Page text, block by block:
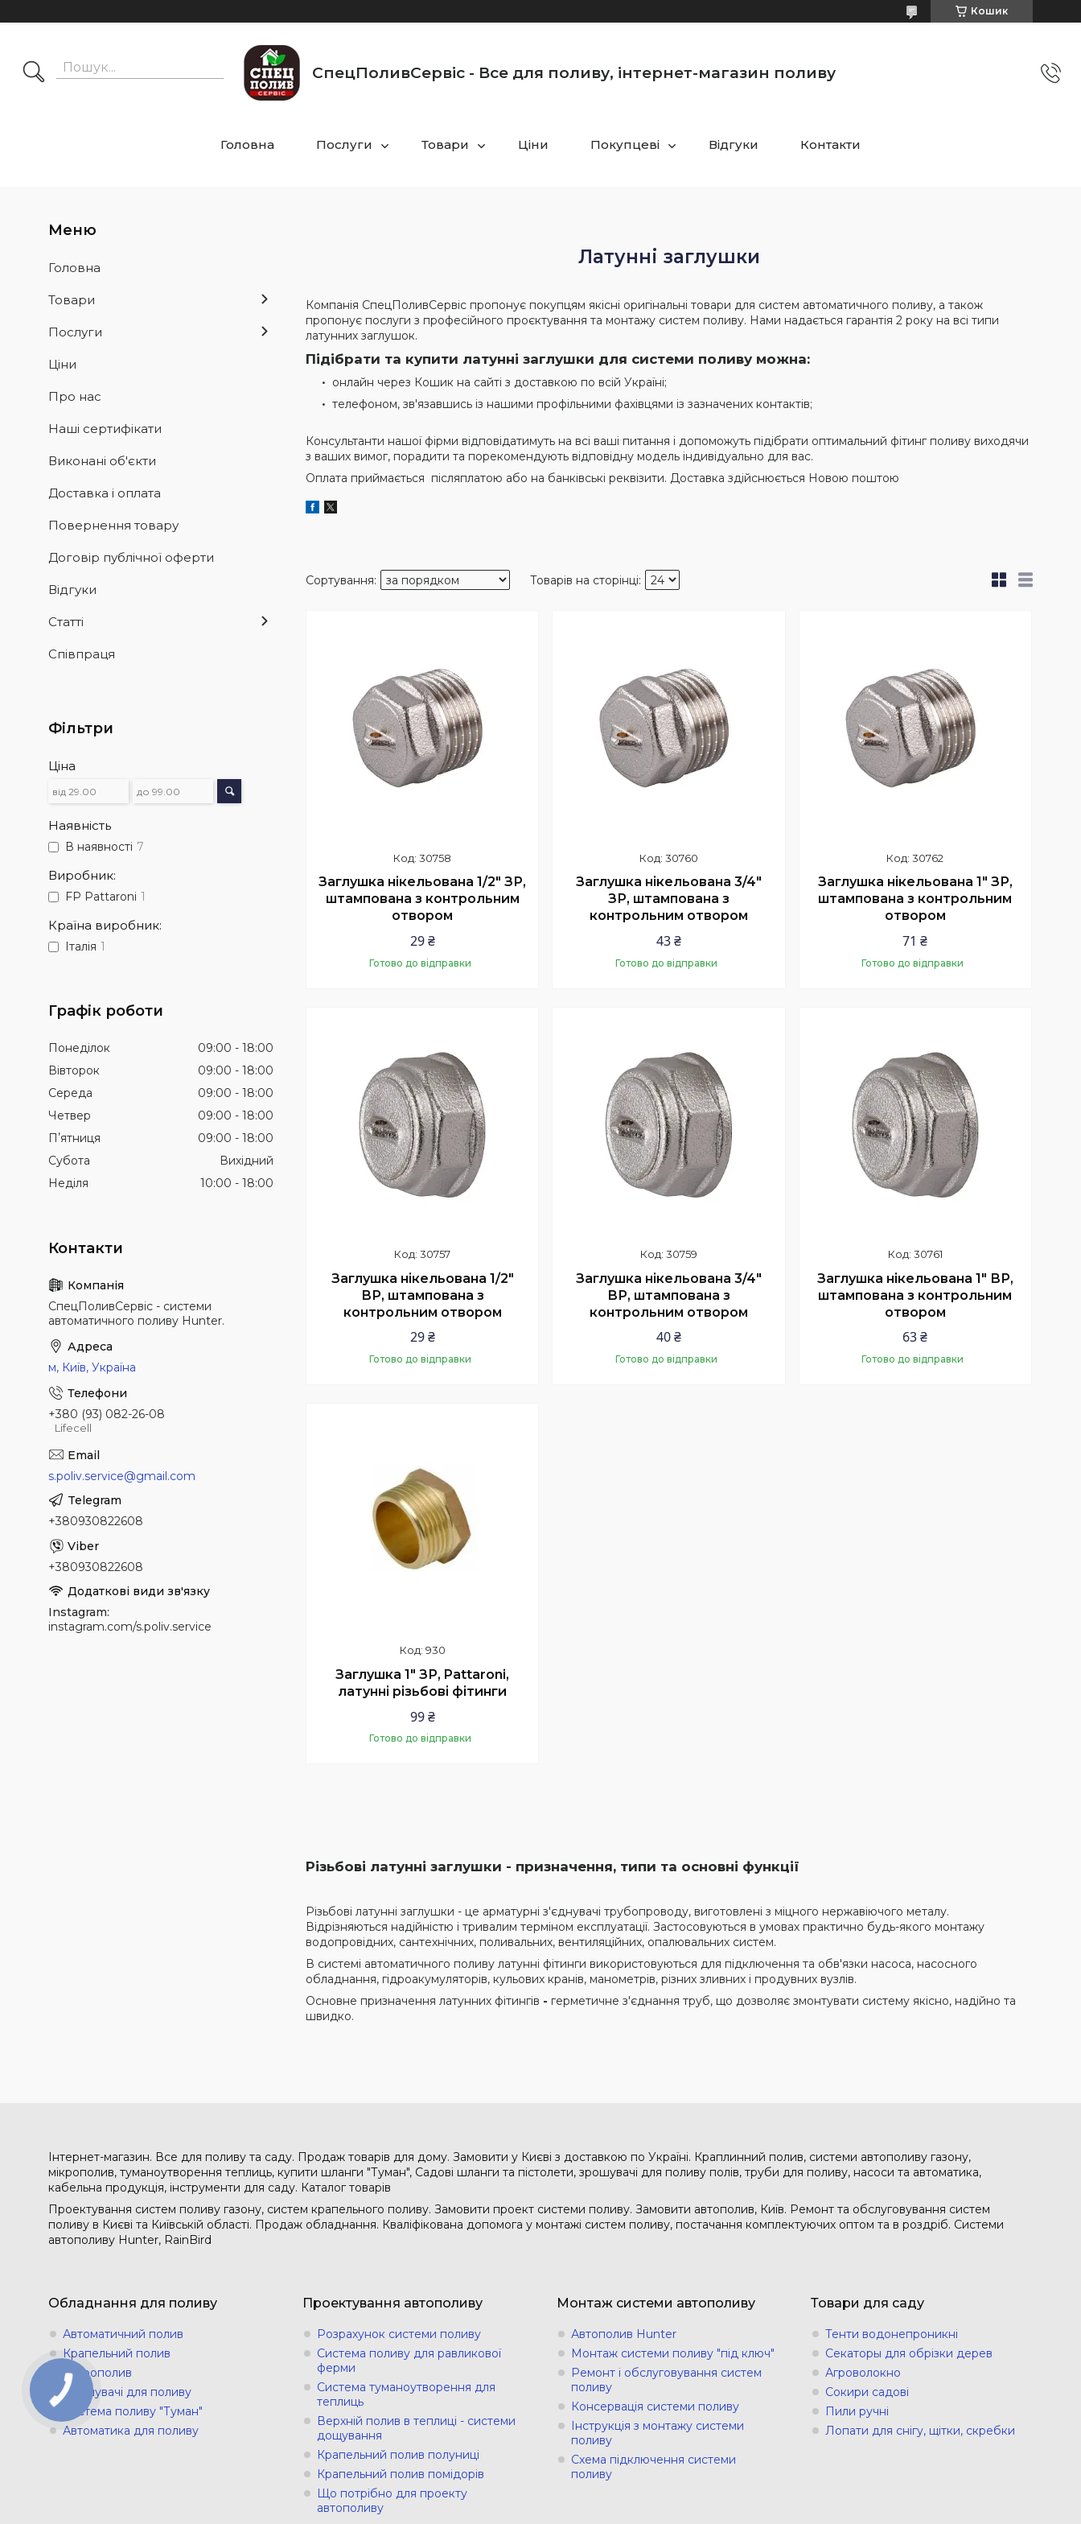
Кошик
СпецПоливСервіс - Все для поливу, інтернет-магазин поливу
Головна Послуги Товари Ціни Покупцеві Відгуки Контакти
Латунні заглушки
Компанія СпецПоливСервіс пропонує покупцям якісні оригінальні товари для систем автоматичного поливу, а також
пропонує послуги з професійного проєктування та монтажу систем поливу. Нами надається гарантія 2 року на всі типи
латунних заглушок.
Підібрати та купити латунні заглушки для системи поливу можна:
онлайн через Кошик на сайті з доставкою по всій Україні;
телефоном, зв'язавшись із нашими профільними фахівцями із зазначених контактів;
Консультанти нашої фірми відповідатимуть на всі ваші питання і допоможуть підібрати оптимальний фітинг поливу виходячи
з ваших вимог, порадити та порекомендують відповідну модель індивідуально для вас.
Оплата приймається післяплатою або на банківські реквізити. Доставка здійснюється Новою поштою
30758
Заглушка нікельована 1/2″ ЗР,
штампована з контрольним
отвором
29 ₴
Готово до відправки
30760
Заглушка нікельована 3/4″
ЗР, штампована з
контрольним отвором
43 ₴
Готово до відправки
30762
Заглушка нікельована 1″ ЗР,
штампована з контрольним
отвором
71 ₴
Готово до відправки
30757
Заглушка нікельована 1/2″
ВР, штампована з
контрольним отвором
29 ₴
Готово до відправки
30759
Заглушка нікельована 3/4″
ВР, штампована з
контрольним отвором
40 ₴
Готово до відправки
30761
Заглушка нікельована 1″ ВР,
штампована з контрольним
отвором
63 ₴
Готово до відправки
930
Заглушка 1" ЗР, Pattaroni,
латунні різьбові фітинги
99 ₴
Готово до відправки
Різьбові латунні заглушки - призначення, типи та основні функції
Різьбові латунні заглушки - це арматурні з'єднувачі трубопроводу, виготовлені з міцного нержавіючого металу.
Відрізняються надійністю і тривалим терміном експлуатації. Застосовуються в умовах практично будь-якого монтажу
водопровідних, сантехнічних, поливальних, вентиляційних, опалювальних систем.
В системі автоматичного поливу латунні фітинги використовуються для підключення та обв'язки насоса, насосного
обладнання, гідроакумуляторів, кульових кранів, манометрів, різних зливних і продувних вузлів.
Основне призначення латунних фітингів - герметичне з'єднання труб, що дозволяє змонтувати систему якісно, надійно та
швидко.
Головна
Товари
Послуги
Ціни
Про нас
Наші сертифікати
Виконані об'єкти
Доставка і оплата
Повернення товару
Договір публічної оферти
Відгуки
Статті
Співпраця
Фільтри
Ціна
Наявність
В наявності 7
Виробник:
FP Pattaroni 1
Країна виробник:
Італія 1
Графік роботи
Понеділок 09:00
18:00
Вівторок
09:00
18:00
Середа
09:00
18:00
Четвер
09:00
18:00
Пʼятниця
09:00
18:00
Субота
Вихідний
Неділя
10:00 18:00
СпецПоливСервіс - cистеми
автоматичного поливу Hunter.
м, Київ, Україна
+380 (93) 082-26-08
Lifecell
s.poliv.service@gmail.com
+380930822608
+380930822608
Instagram
instagram.com/s.poliv.service
Інтернет-магазин. Все для поливу та саду. Продаж товарів для дому. Замовити у Києві з доставкою по Україні. Краплинний полив, системи автополиву газону,
мікрополив, туманоутворення теплиць, купити шланги "Туман", Садові шланги та пістолети, зрошувачі для поливу полів, труби для поливу, насоси та автоматика,
кабельна продукція, інструменти для саду. Каталог товарів
Проектування систем поливу газону, систем крапельного поливу. Замовити проект системи поливу. Замовити автополив, Київ. Ремонт та обслуговування систем
поливу в Києві та Київській області. Продаж обладнання. Кваліфікована допомога у монтажі систем поливу, постачання комплектуючих оптом та в роздріб. Системи
автополиву Hunter, RainBird
Обладнання для поливу
Автоматичний полив
Крапельний полив
Мікрополив
Зрошувачі для поливу
Система поливу "Туман"
Автоматика для поливу
Проектування автополиву
Розрахунок системи поливу
Система поливу для равликової
ферми
Система туманоутворення для
теплиць
Верхній полив в теплиці - системи
дощування
Крапельний полив полуниці
Крапельний полив помідорів
Що потрібно для проекту
автополиву
Монтаж системи автополиву
Автополив Hunter
Монтаж системи поливу "під ключ"
Ремонт і обслуговування систем
поливу
Консервація системи поливу
Інструкція з монтажу системи
поливу
Схема підключення системи
поливу
Товари для саду
Тенти водонепроникні
Секаторы для обрізки дерев
Агроволокно
Сокири садові
Пили ручні
Лопати для снігу, щітки, скребки